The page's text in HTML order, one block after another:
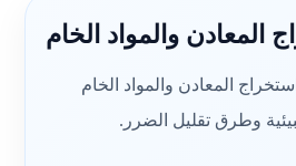
المعادن والمواد الخام
المعادن والمواد الخام
وطرق تقليل الضرر.